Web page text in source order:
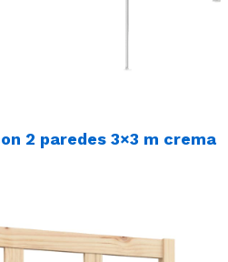
2 paredes 3×3 m crema